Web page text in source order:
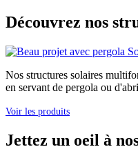
Découvrez nos
Nos structures solaires
en servant de pergola ou
Voir les produits
Jettez un oeil à